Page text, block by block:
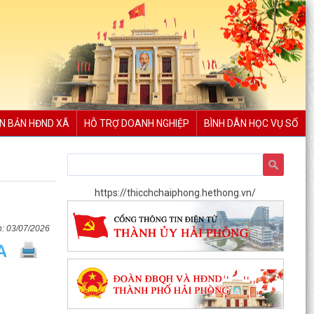
BẢN HĐND XÃ HỖ TRỢ DOANH NGHIỆP BÌNH DÂN HỌC VỤ SỐ
03/07/2026
https://thicchchaiphong.hethong.vn/
Hội Nông dân thành phố Hải Phòng phối hợp với
Ban chỉ đạo hoạt động hè xã tổ chức trao quà
và tập...